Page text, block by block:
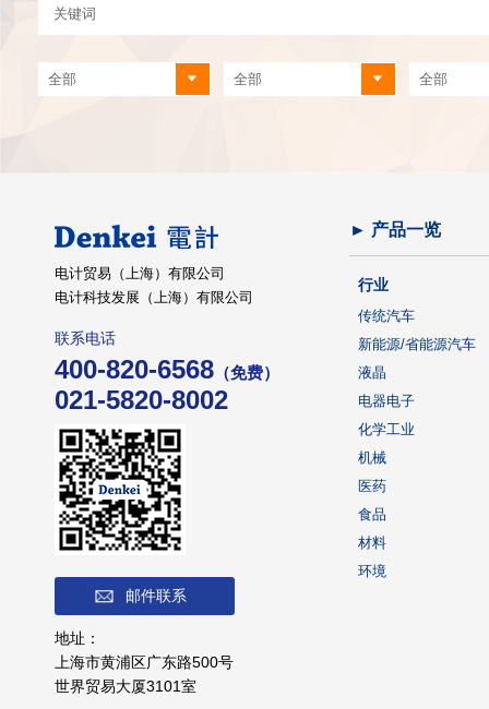
电计贸易（上海）有限公司
电计科技发展（上海）有限公司
联系电话
400-820-6568 （免费）
021-5820-8002
邮件联系
地址：
上海市黄浦区广东路500号
世界贸易大厦3101室
► 产品一览
行业
传统汽车
新能源/省能源汽车
液晶
电器电子
化学工业
机械
医药
食品
材料
环境